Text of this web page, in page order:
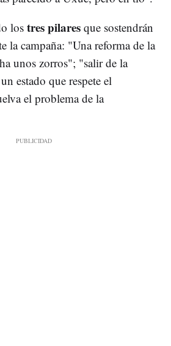
los tres pilares que sostendrán
la campaña: "Una reforma de la
unos zorros"; "salir de la
estado que respete el
el problema de la